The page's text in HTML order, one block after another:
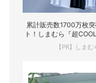
累計販売数1700万枚
ト！しまむら『超
【PR】しまむ